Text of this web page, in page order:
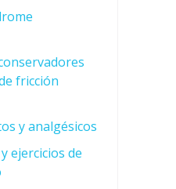
fricción
y analgésicos
ejercicios de